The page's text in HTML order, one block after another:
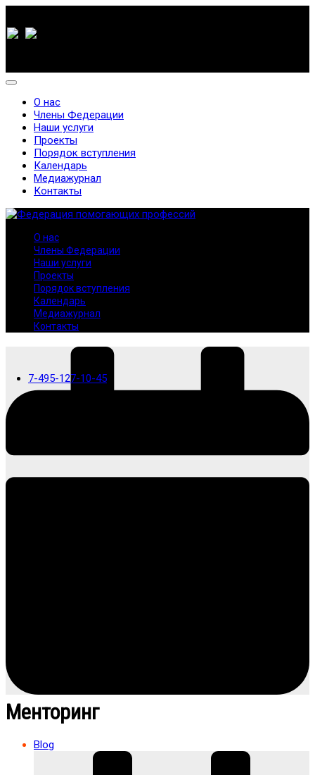
7-495-127-10-45
О нас
Члены Федерации
Наши услуги
Проекты
Порядок вступления
Календарь
Медиажурнал
Контакты
О нас
Члены Федерации
Наши услуги
Проекты
Порядок вступления
Календарь
Медиажурнал
Контакты
Менторинг
Blog